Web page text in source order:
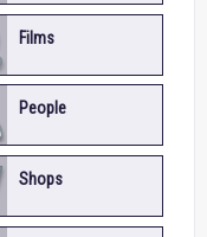
Films
People
Shops